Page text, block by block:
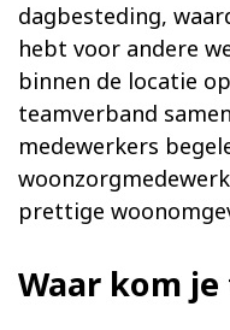
dagbesteding,
hebt voor andere
binnen de locatie
teamverband
medewerkers
prettige
Waar kom